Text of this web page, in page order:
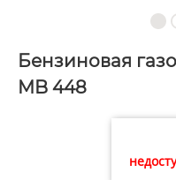
Бензиновая
MB 448